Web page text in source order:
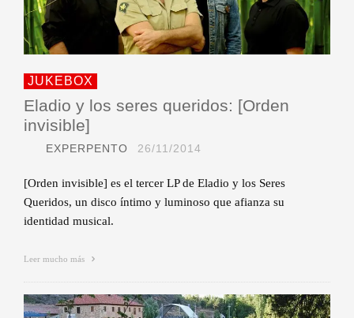
JUKEBOX
Eladio y los seres queridos: [Orden
invisible]
EXPERPENTO 26/11/2014
[Orden invisible] es el tercer LP de Eladio y los Seres
Queridos, un disco íntimo y luminoso que afianza su
identidad musical.
Leer mucho más